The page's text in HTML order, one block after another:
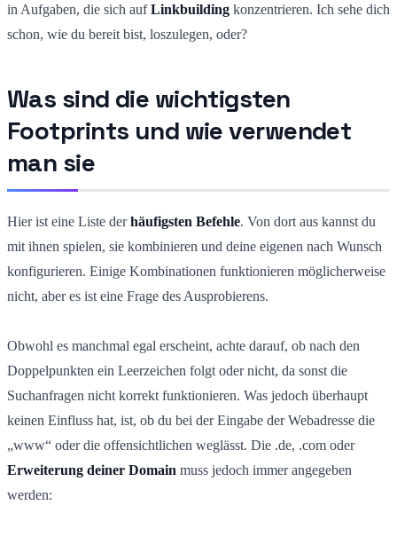
in Aufgaben, die sich aufLinkbuilding konzentrieren. Ich sehe dich
schon, wie du bereit bist, loszulegen, oder?
Was sind die wichtigsten
Footprints und wie verwendet
man sie
Hier ist eine Liste derhäufigsten Befehle. Von dort aus kannst du
mit ihnen spielen, sie kombinieren und deine eigenen nach Wunsch
konfigurieren. Einige Kombinationen funktionieren möglicherweise
nicht, aber es ist eine Frage des Ausprobierens.
Obwohl es manchmal egal erscheint, achte darauf, ob nach den
Doppelpunkten ein Leerzeichen folgt oder nicht, da sonst die
Suchanfragen nicht korrekt funktionieren. Was jedoch überhaupt
keinen Einfluss hat, ist, ob du bei der Eingabe der Webadresse die
„www“ oder die offensichtlichen weglässt. Die .de, .com oder
Erweiterung deiner Domain muss jedoch immer angegeben
werden: